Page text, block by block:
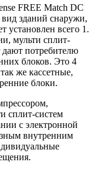
FREE Match DC
вид зданий снаружи,
установлен всего 1.
мульти сплит-
потребителю
блоков. Это 4
же кассетные,
блоки.
сплит-систем
с электронной
внутренним